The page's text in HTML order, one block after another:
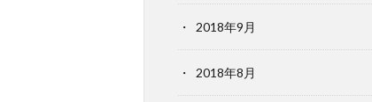
2018年9月
2018年8月